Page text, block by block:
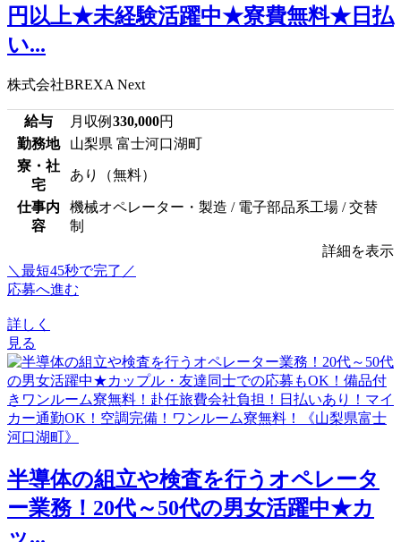
円以上★未経験活躍中★寮費無料★日払
い...
株式会社BREXA Next
給与 月収例 330,000円
勤務地
山梨県 富士河口湖町
寮・社
宅
あり（無料）
仕事内
容
機械オペレーター・製造 / 電子部品系工場 / 交替
制
詳細を表示
＼最短45秒で完了／
応募へ進む
詳しく
見る
半導体の組立や検査を行うオペレータ
ー業務！20代～50代の男女活躍中★カ
ッ...